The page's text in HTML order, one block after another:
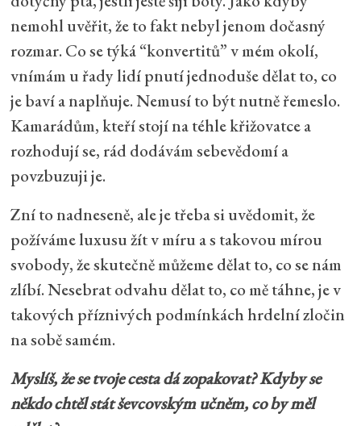
nemohl uvěřit, že to fakt nebyl jenom dočasný
rozmar. Co se týká “konvertitů” v mém okolí,
vnímám u řady lidí pnutí jednoduše dělat to, co
je baví a naplňuje. Nemusí to být nutně řemeslo.
Kamarádům, kteří stojí na téhle křižovatce a
rozhodují se, rád dodávám sebevědomí a
povzbuzuji je.
Zní to nadneseně, ale je třeba si uvědomit, že
požíváme luxusu žít v míru a s takovou mírou
svobody, že skutečně můžeme dělat to, co se nám
zlíbí. Nesebrat odvahu dělat to, co mě táhne, je v
takových příznivých podmínkách hrdelní zločin
na sobě samém.
Myslíš, že se tvoje cesta dá zopakovat? Kdyby se
někdo chtěl stát ševcovským učněm, co by měl